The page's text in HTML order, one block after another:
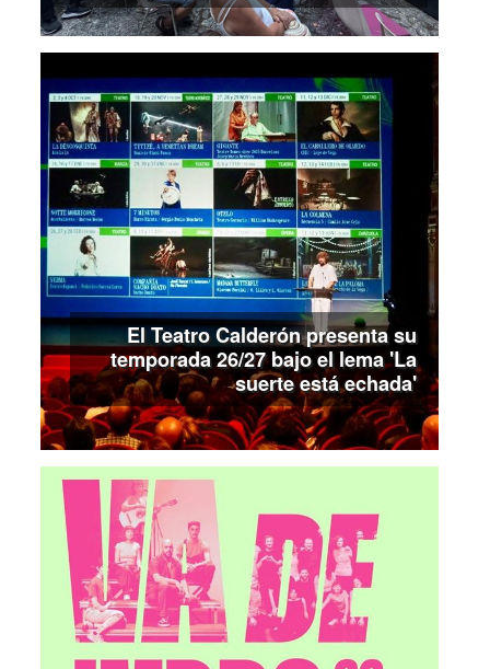
El Teatro Calderón presenta su
temporada 26/27 bajo el lema 'La
suerte está echada'